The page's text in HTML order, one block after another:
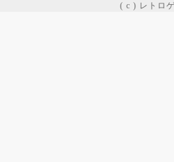
( c ) レトロ